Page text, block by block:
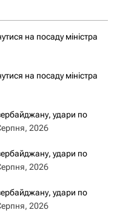
на посаду міністра
на посаду міністра
удари по
2026
удари по
2026
удари по
2026